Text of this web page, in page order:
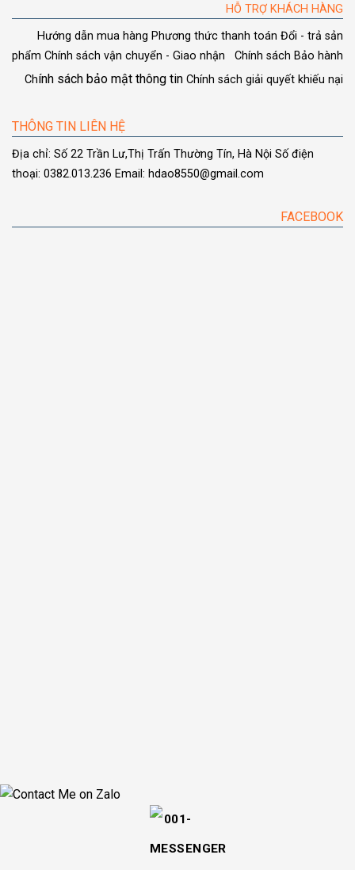
HỖ TRỢ KHÁCH HÀNG
Hướng dẫn mua hàng Phương thức thanh toán Đổi - trả sản
phẩm Chính sách vận chuyển - Giao nhận
Chính sách Bảo hành
Chính sách bảo mật thông tin Chính sách giải quyết khiếu nại
THÔNG TIN LIÊN HỆ
Địa chỉ: Số 22 Trần Lư,Thị Trấn Thường Tín, Hà Nội Số điện
thoại: 0382.013.236 Email: hdao8550@gmail.com
FACEBOOK